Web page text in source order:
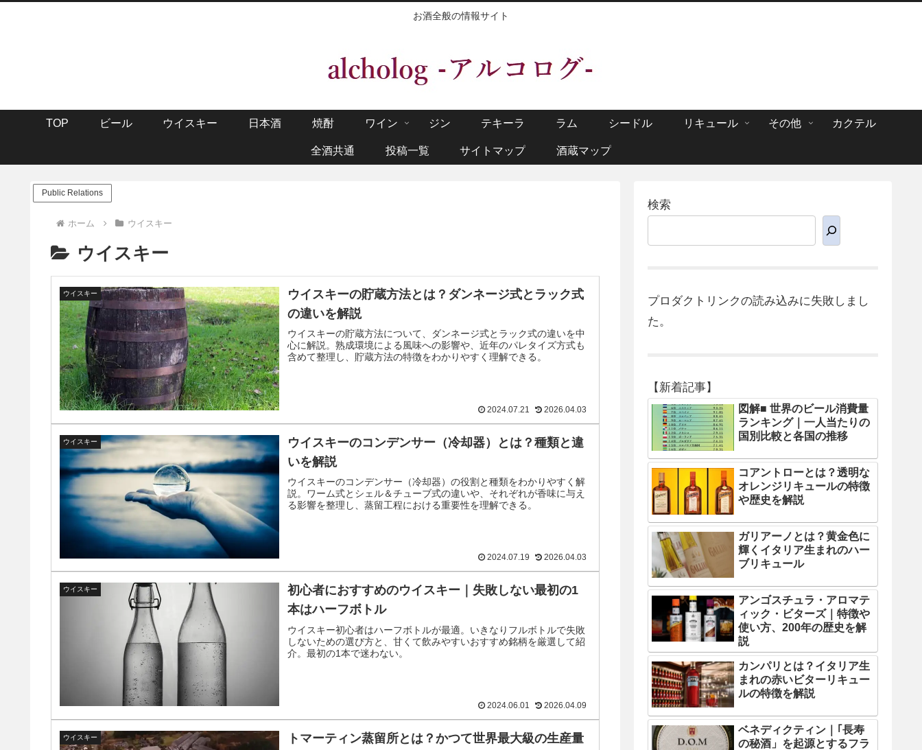
お酒全般の情報サイト
TOP ビール ウイスキー 日本酒 焼酎 ワイン ジン テキーラ ラム シードル リキュール その他 カクテル
全酒共通 投稿一覧 サイトマップ 酒蔵マップ
Public Relations
ホーム ウイスキー
ウイスキー
ウイスキー
ウイスキーの貯蔵方法とは？ダンネージ式とラック式
の違いを解説
ウイスキーの貯蔵方法について、ダンネージ式とラック式の違いを中
心に解説。熟成環境による風味への影響や、近年のパレタイズ方式も
含めて整理し、貯蔵方法の特徴をわかりやすく理解できる。
2024.07.21 2026.04.03
ウイスキー
ウイスキーのコンデンサー（冷却器）とは？種類と違
いを解説
ウイスキーのコンデンサー（冷却器）の役割と種類をわかりやすく解
説。ワーム式とシェル＆チューブ式の違いや、それぞれが香味に与え
る影響を整理し、蒸留工程における重要性を理解できる。
2024.07.19 2026.04.03
ウイスキー
初心者におすすめのウイスキー｜失敗しない最初の1
本はハーフボトル
ウイスキー初心者はハーフボトルが最適。いきなりフルボトルで失敗
しないための選び方と、甘くて飲みやすいおすすめ銘柄を厳選して紹
介。最初の1本で迷わない。
2024.06.01 2026.04.09
ウイスキー
トマーティン蒸留所とは？かつて世界最大級の生産量
検索
プロダクトリンクの読み込みに失敗しまし
た。
【新着記事】
図解■ 世界のビール消費量
ランキング｜一人当たりの
国別比較と各国の推移
コアントローとは？透明な
オレンジリキュールの特徴
や歴史を解説
ガリアーノとは？黄金色に
輝くイタリア生まれのハー
ブリキュール
アンゴスチュラ・アロマテ
ィック・ビターズ｜特徴や
使い方、200年の歴史を解
説
カンパリとは？イタリア生
まれの赤いビターリキュー
ルの特徴を解説
ベネディクティン｜｢長寿
の秘酒」を起源とするフラ